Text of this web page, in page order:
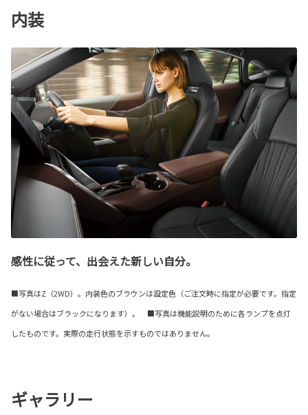
内装
感性に従って、出会えた新しい自分。
■写真はZ（2WD）。内装色のブラウンは設定色（ご注文時に指定が必要です。指定
がない場合はブラックになります）。 ■写真は機能説明のために各ランプを点灯
したものです。実際の走行状態を示すものではありません。
ギャラリー